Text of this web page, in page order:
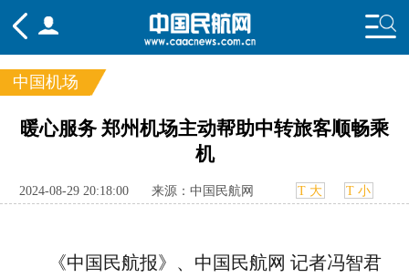
频道
国内
航图 智库 专题 舆情
中国机场
暖心服务 郑州机场主动帮助中转旅客顺畅乘
机
2024-08-29 20:18:00 来源：中国民航网 T 大 T 小
《中国民航报》、中国民航网 记者冯智君